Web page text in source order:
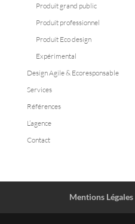
Produit grand public
Produit professionnel
Produit Eco design
Expérimental
Design Agile & Ecoresponsable
Services
Références
L’agence
Contact
Mentions Légales